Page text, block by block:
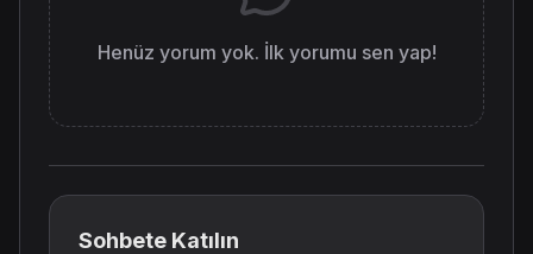
Henüz yorum yok. İlk yorumu sen yap!
Sohbete Katılın